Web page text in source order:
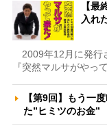
【
入れ
2009年12月に発行
『突然マルサがやっ
【第9回】もう一
た”ヒミツのお金”